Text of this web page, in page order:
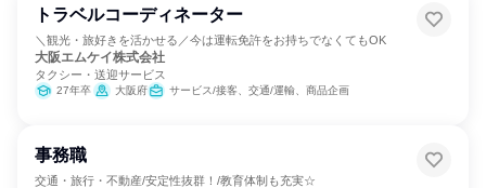
トラベルコーディネーター
＼観光・旅好きを活かせる／今は運転免許をお持ちでなくてもOK
大阪エムケイ株式会社
タクシー・送迎サービス
27年卒 大阪府 サービス/接客、交通/運輸、商品企画
事務職
交通・旅行・不動産/安定性抜群！/教育体制も充実☆